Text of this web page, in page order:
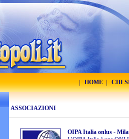
HOME CHI
ASSOCIAZIONI
OIPA Italia onlus -